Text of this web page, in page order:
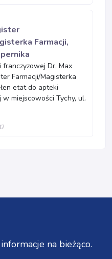
Farmacji,
franczyzowej Dr. Max
Farmacji/Magisterka
etat do apteki
miejscowości Tychy, ul.
na bieżąco.